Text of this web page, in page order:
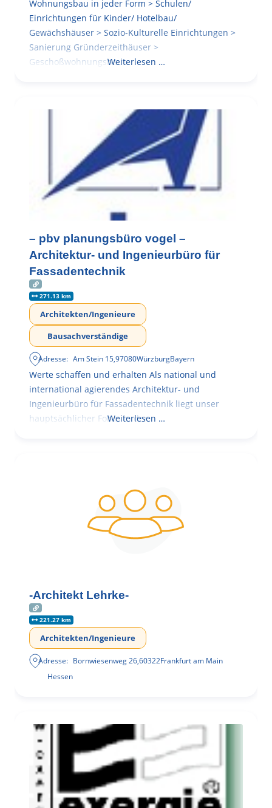
Wohnungsbau in jeder Form > Schulen/
Einrichtungen für Kinder/ Hotelbau/
Gewächshäuser > Sozio-Kulturelle Einrichtungen >
Sanierung Gründerzeithäuser >
GeschoßwohnungsbauWeiterlesen …
– pbv planungsbüro vogel –
Architektur- und Ingenieurbüro für
Fassadentechnik
271.13 km
Architekten/Ingenieure
Bausachverständige
Adresse: Am Stein 15,97080WürzburgBayern
Werte schaffen und erhalten Als national und
international agierendes Architektur- und
Ingenieurbüro für Fassadentechnik liegt unser
hauptsächlicher Fokus in der
Weiterlesen …
-Architekt Lehrke-
221.27 km
Architekten/Ingenieure
Adresse: Bornwiesenweg 26,60322Frankfurt am Main
Hessen